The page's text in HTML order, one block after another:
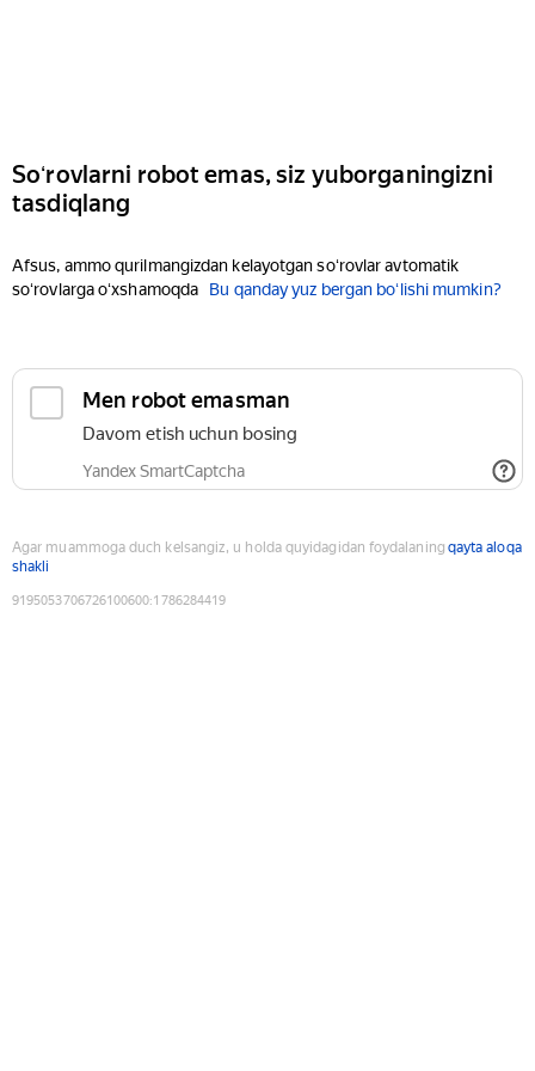
Soʻrovlarni robot emas, siz yuborganingizni
tasdiqlang
Afsus, ammo qurilmangizdan kelayotgan soʻrovlar avtomatik
soʻrovlarga oʻxshamoqda
Bu qanday yuz bergan boʻlishi mumkin?
Men robot emasman
Davom etish uchun bosing
Yandex SmartCaptcha
Agar muammoga duch kelsangiz, u holda quyidagidan foydalaning qayta aloqa
shakli
9195053706726100600:1786284419